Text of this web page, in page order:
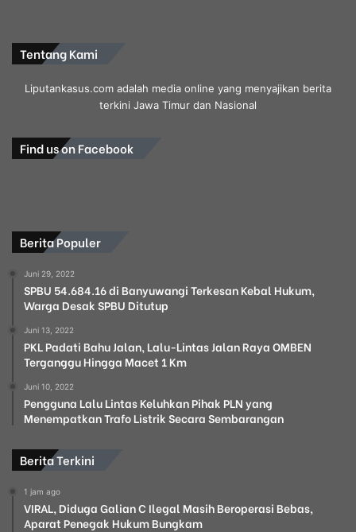
Tentang Kami
Liputankasus.com adalah media online yang menyajikan berita
terkini Jawa Timur dan Nasional
Find us on Facebook
Berita Populer
Juni 29, 2022
SPBU 54.684.16 di Banyuwangi Terkesan Kebal Hukum,
Warga Desak SPBU Ditutup
Juni 13, 2022
PKL Padati Bahu Jalan, Lalu-Lintas Jalan Raya OMBEN
Terganggu Hingga Macet 1 Km
Juni 10, 2022
Pengguna Lalu Lintas Keluhkan Pihak PLN yang
Menempatkan Trafo Listrik Secara Sembarangan
Berita Terkini
1 jam ago
VIRAL, Diduga Galian C Ilegal Masih Beroperasi Bebas,
Aparat Penegak Hukum Bungkam